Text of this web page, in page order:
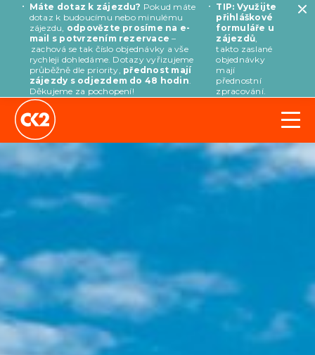
Máte dotaz k zájezdu? Pokud máte
dotaz k budoucímu nebo minulému
zájezdu, odpovězte prosíme na e-
mail s potvrzením rezervace –
zachová se tak číslo objednávky a vše
rychleji dohledáme. Dotazy vyřizujeme
průběžně dle priority, přednost mají
zájezdy s odjezdem do 48 hodin
Děkujeme za pochopení!
TIP: Využijte
přihláškové
formuláře u
zájezdů
takto zaslané
objednávky
mají
přednostní
zpracování.